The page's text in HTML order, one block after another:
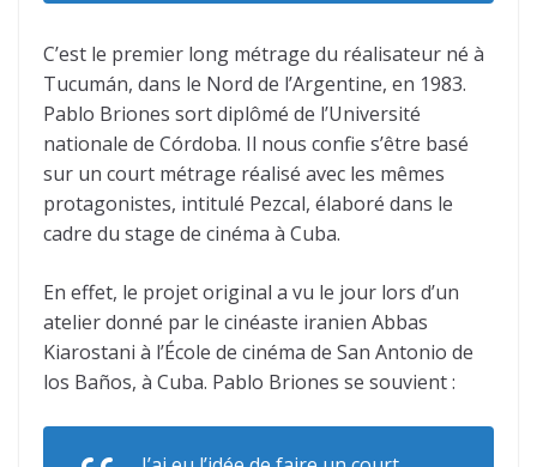
C’est le premier long métrage du réalisateur né à
Tucumán, dans le Nord de l’Argentine, en 1983.
Pablo Briones sort diplômé de l’Université
nationale de Córdoba. Il nous confie s’être basé
sur un court métrage réalisé avec les mêmes
protagonistes, intitulé Pezcal, élaboré dans le
cadre du stage de cinéma à Cuba.
En effet, le projet original a vu le jour lors d’un
atelier donné par le cinéaste iranien Abbas
Kiarostani à l’École de cinéma de San Antonio de
los Baños, à Cuba. Pablo Briones se souvient :